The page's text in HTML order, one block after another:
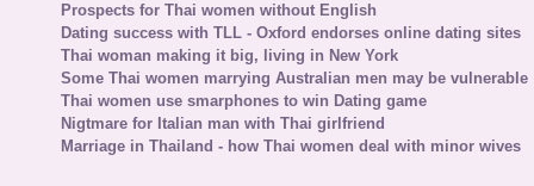
Prospects for Thai women without English
Dating success with TLL - Oxford endorses online dating sites
Thai woman making it big, living in New York
Some Thai women marrying Australian men may be vulnerable
Thai women use smarphones to win Dating game
Nigtmare for Italian man with Thai girlfriend
Marriage in Thailand - how Thai women deal with minor wives